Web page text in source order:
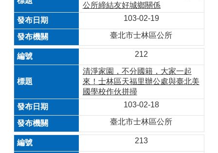
公所締結友好城鄉關係
103-02-19
臺北市士林區公所
212
清淨家園，不分國籍，大家一起
來！士林區天福里辦公處與臺北美
國學校作伙拼掃
103-02-18
臺北市士林區公所
213